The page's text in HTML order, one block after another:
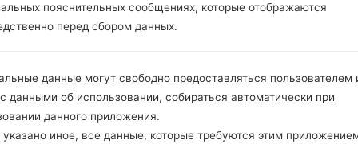
пояснительных сообщениях, которые отображаются
перед сбором данных.
данные могут свободно предоставляться пользователем
данными об использовании, собираться автоматически при
данного приложения.
указано иное, все данные, которые требуются этим